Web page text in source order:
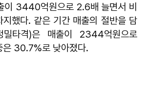
이 3440억원으로 2.6배 늘면서 비
했다. 같은 기간 매출의 절반을 담
밀타격)은 매출이 2344억원으로
은 30.7%로 낮아졌다.